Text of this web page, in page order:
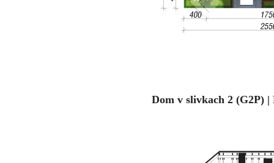
Dom v slivkach 2 (G2P) |